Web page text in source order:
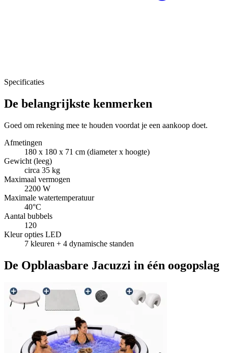
Specificaties
De belangrijkste kenmerken
Goed om rekening mee te houden voordat je een aankoop doet.
Afmetingen
180 x 180 x 71 cm (diameter x hoogte)
Gewicht (leeg)
circa 35 kg
Maximaal vermogen
2200 W
Maximale watertemperatuur
40°C
Aantal bubbels
120
Kleur opties LED
7 kleuren + 4 dynamische standen
De Opblaasbare Jacuzzi in één oogopslag